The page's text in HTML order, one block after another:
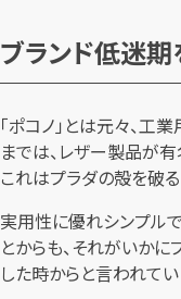
ブランド低迷期
「ポコノ」とは元々、
までは、レザー製品が
これはプラダの殻を破
実用性に優れシンプル
とからも、それがいか
した時からと言われてい